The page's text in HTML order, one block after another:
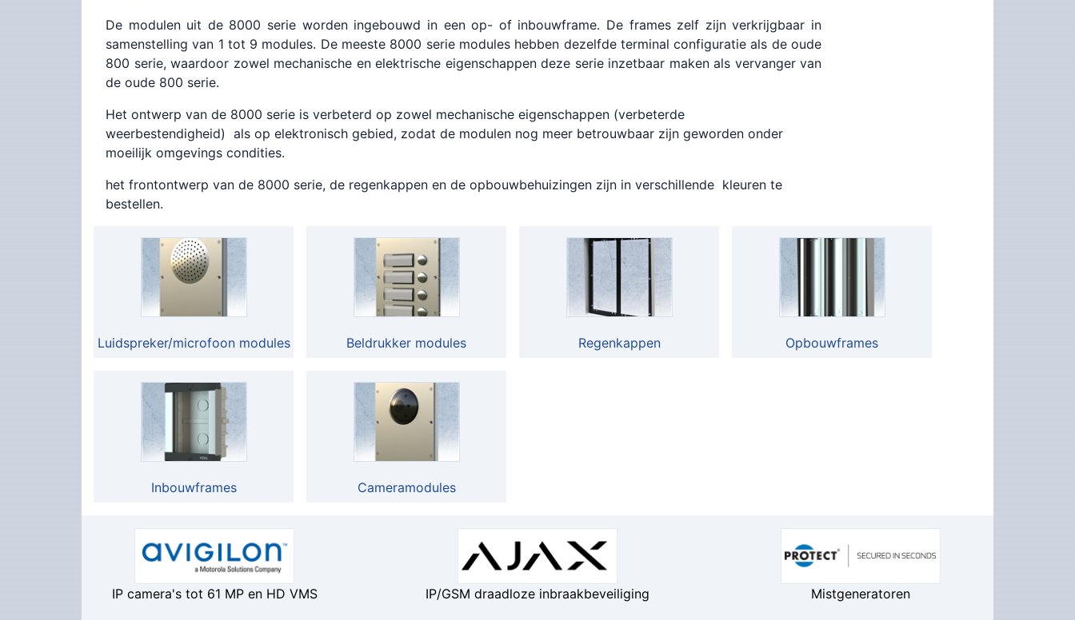
De modulen uit de 8000 serie worden ingebouwd in een op- of inbouwframe. De frames zelf zijn verkrijgbaar in
samenstelling van 1 tot 9 modules. De meeste 8000 serie modules hebben dezelfde terminal configuratie als de oude
800 serie, waardoor zowel mechanische en elektrische eigenschappen deze serie inzetbaar maken als vervanger van
de oude 800 serie.
Het ontwerp van de 8000 serie is verbeterd op zowel mechanische eigenschappen (verbeterde
weerbestendigheid) als op elektronisch gebied, zodat de modulen nog meer betrouwbaar zijn geworden onder
moeilijk omgevings condities.
het frontontwerp van de 8000 serie, de regenkappen en de opbouwbehuizingen zijn in verschillende kleuren te
bestellen.
Luidspreker/microfoon modules Beldrukker modules Regenkappen Opbouwframes
Inbouwframes Cameramodules
IP camera's tot 61 MP en HD VMS IP/GSM draadloze inbraakbeveiliging Mistgeneratoren